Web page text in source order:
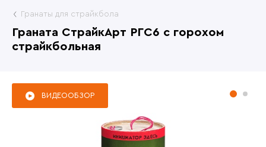
Граната СтрайкАрт РГС6 с горохом
страйкбольная
Гранаты для страйкбола
ВИДЕООБЗОР